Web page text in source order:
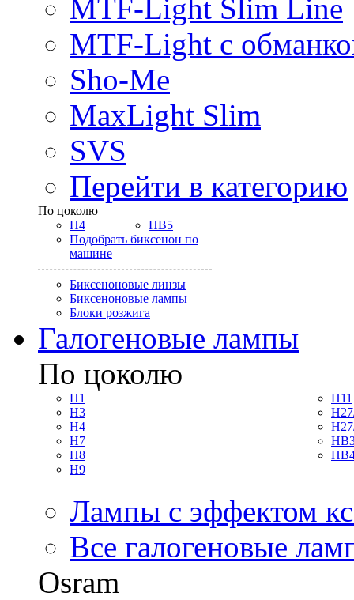
MTF-Light Slim Line
MTF-Light с
Sho-Me
MaxLight Slim
SVS
Перейти в категорию
По цоколю
H4
HB5
Подобрать биксенон по
машине
Биксеноновые линзы
Биксеноновые лампы
Блоки розжига
Галогеновые лампы
По цоколю
H1
H3
H4
H7
H8
H9
H11
Лампы с эффектом
Все галогеновые
Osram